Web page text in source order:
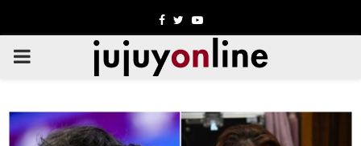
Facebook
TwitterYoutube
PRIMARY